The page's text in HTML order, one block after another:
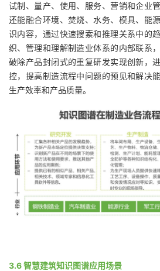
试制、量产、使用、服务、营销和企业
还能融合环境、焚烧、水务、模具、能
识内容，通过快速搜索和推理关系中的
织、管理和理解制造业体系的内部联系
破除产品封闭式的重复研发实现创新，
控，提高制造流程中问题的预见和解决
生产效率和产品质量。
3.6 智慧建筑知识图谱应用场景